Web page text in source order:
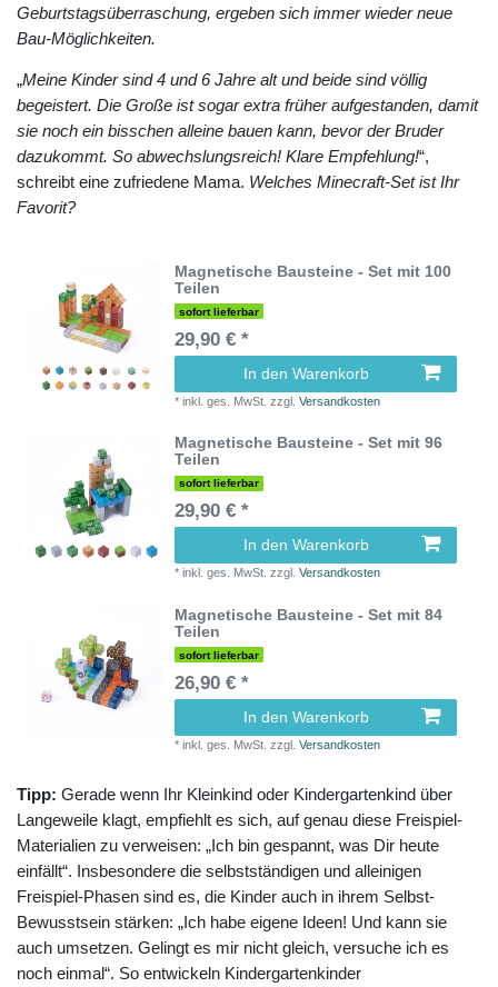
Geburtstagsüberraschung, ergeben sich immer wieder neue
Bau-Möglichkeiten.
„Meine Kinder sind 4 und 6 Jahre alt und beide sind völlig
begeistert. Die Große ist sogar extra früher aufgestanden, damit
sie noch ein bisschen alleine bauen kann, bevor der Bruder
dazukommt. So abwechslungsreich! Klare Empfehlung!“,
schreibt eine zufriedene Mama. Welches Minecraft-Set ist Ihr
Favorit?
Magnetische Bausteine - Set mit 100
Teilen
sofort lieferbar
29,90 € *
In den Warenkorb
*inkl. ges. MwSt. zzgl.Versandkosten
Magnetische Bausteine - Set mit 96
Teilen
sofort lieferbar
29,90 € *
In den Warenkorb
*inkl. ges. MwSt. zzgl.Versandkosten
Magnetische Bausteine - Set mit 84
Teilen
sofort lieferbar
26,90 € *
In den Warenkorb
*inkl. ges. MwSt. zzgl.Versandkosten
Tipp: Gerade wenn Ihr Kleinkind oder Kindergartenkind über
Langeweile klagt, empfiehlt es sich, auf genau diese Freispiel-
Materialien zu verweisen: „Ich bin gespannt, was Dir heute
einfällt“. Insbesondere die selbstständigen und alleinigen
Freispiel-Phasen sind es, die Kinder auch in ihrem Selbst-
Bewusstsein stärken: „Ich habe eigene Ideen! Und kann sie
auch umsetzen. Gelingt es mir nicht gleich, versuche ich es
noch einmal“. So entwickeln Kindergartenkinder